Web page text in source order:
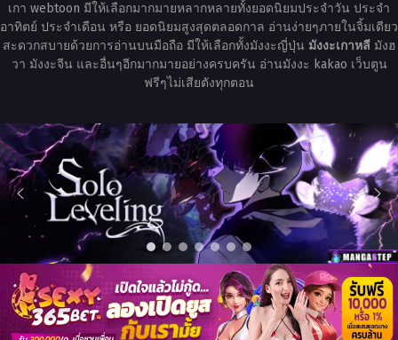
เกา webtoon มีให้เลือกมากมายหลากหลายทั้งยอดนิยมประจำวัน ประจำ
อาทิตย์ ประจำเดือน หรือ ยอดนิยมสูงสุดตลอดกาล อ่านง่ายๆภายในจิ้มเดียว
สะดวกสบายด้วยการอ่านบนมือถือ มีให้เลือกทั้งมังงะญี่ปุ่น มังงะเกาหลีมังฮ
วา มังงะจีน และอื่นๆอีกมากมายอย่างครบครัน อ่านมังงะ kakao เว็บตูน
ฟรีๆไม่เสียตังทุกตอน